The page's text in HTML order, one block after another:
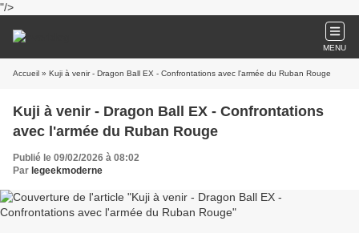
"/>
MENU
Accueil » Kuji à venir - Dragon Ball EX - Confrontations avec l'armée du Ruban Rouge
Kuji à venir - Dragon Ball EX - Confrontations
avec l'armée du Ruban Rouge
Publié le 09/02/2026 à 08:02
Par legeekmoderne